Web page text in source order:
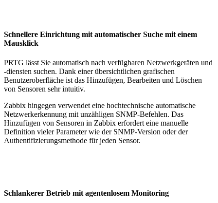
Schnellere Einrichtung mit automatischer Suche mit einem
Mausklick
PRTG lässt Sie automatisch nach verfügbaren Netzwerkgeräten und
-diensten suchen. Dank einer übersichtlichen grafischen
Benutzeroberfläche ist das Hinzufügen, Bearbeiten und Löschen
von Sensoren sehr intuitiv.
Zabbix hingegen verwendet eine hochtechnische automatische
Netzwerkerkennung mit unzähligen SNMP-Befehlen. Das
Hinzufügen von Sensoren in Zabbix erfordert eine manuelle
Definition vieler Parameter wie der SNMP-Version oder der
Authentifizierungsmethode für jeden Sensor.
Schlankerer Betrieb mit agentenlosem Monitoring